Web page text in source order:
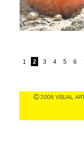
1 2 3 4 5 6